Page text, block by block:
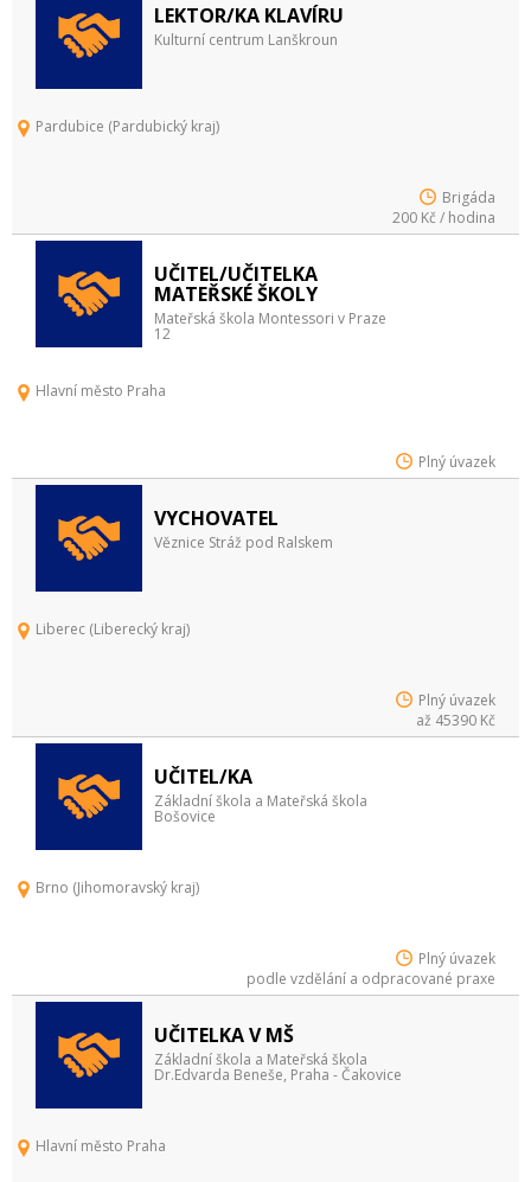
LEKTOR/KA KLAVÍRU
Kulturní centrum Lanškroun
Pardubice (Pardubický kraj)
Brigáda
200 Kč / hodina
UČITEL/UČITELKA
MATEŘSKÉ ŠKOLY
Mateřská škola Montessori v Praze
12
Hlavní město Praha
Plný úvazek
VYCHOVATEL
Věznice Stráž pod Ralskem
Liberec (Liberecký kraj)
Plný úvazek
až 45390 Kč
UČITEL/KA
Základní škola a Mateřská škola
Bošovice
Brno (Jihomoravský kraj)
Plný úvazek
podle vzdělání a odpracované praxe
UČITELKA V MŠ
Základní škola a Mateřská škola
Dr.Edvarda Beneše, Praha - Čakovice
Hlavní město Praha